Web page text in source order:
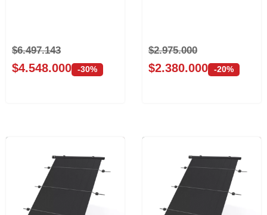
$6.497.143
$4.548.000 -30%
$2.975.000
$2.380.000 -20%